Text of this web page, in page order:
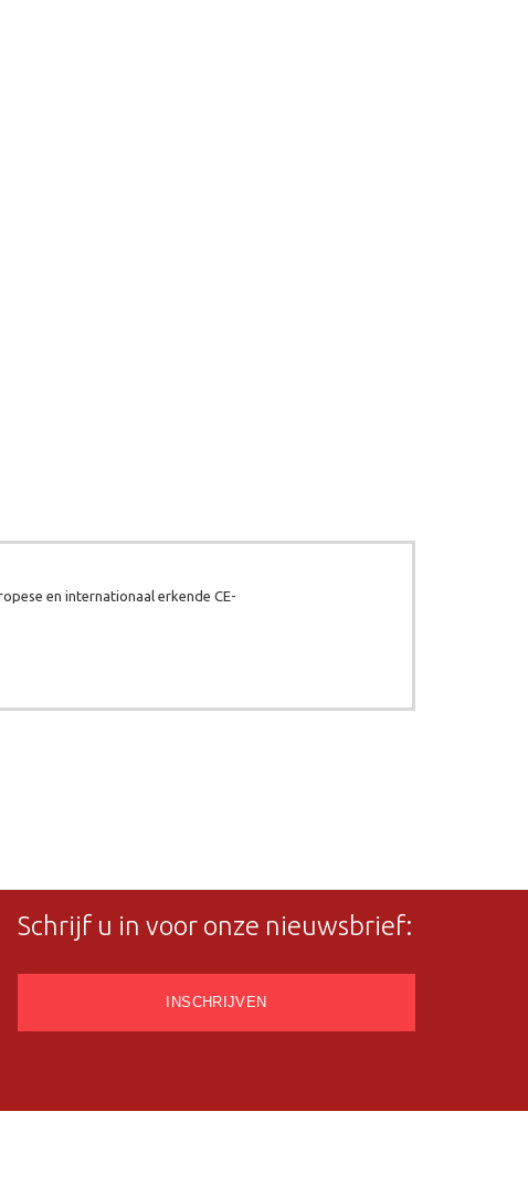
en internationaal erkende CE-
Schrijf u in voor onze nieuwsbrief: